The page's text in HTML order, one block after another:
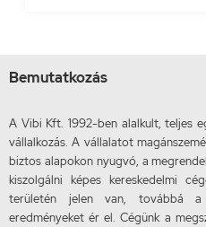
Bemutatkozás
A Vibi Kft. 1992-ben alalkult, teljes
vállalkozás. A vállalatot
biztos alapokon nyugvó, a
kiszolgálni képes kereskedelmi
területén jelen van, továbbá
eredményeket ér el. Cégünk a